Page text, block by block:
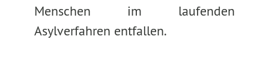
Menschen im laufenden
Asylverfahren entfallen.